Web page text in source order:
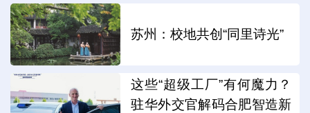
苏州：校地共创“同里诗光”
这些“超级工厂”有何魔力？
驻华外交官解码合肥智造新